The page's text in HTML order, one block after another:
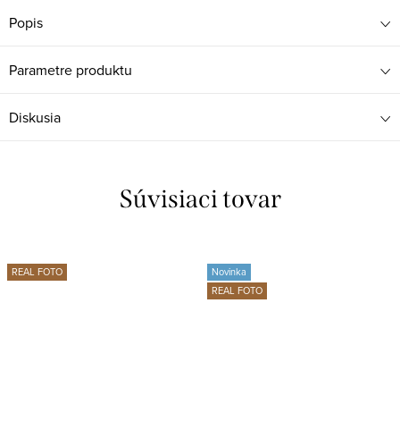
Popis
Parametre produktu
Diskusia
Súvisiaci tovar
REAL FOTO
Novinka
REAL FOTO